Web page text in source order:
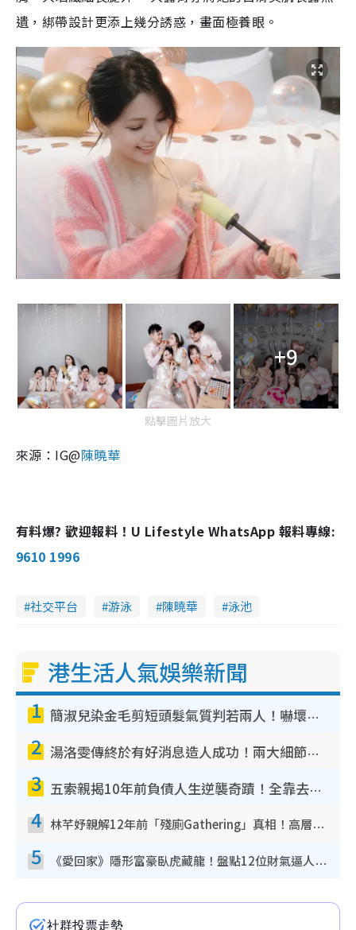
遺，綁帶設計更添上幾分誘惑，畫面極養眼。
+9
點擊圖片放大
來源：IG@陳曉華
有料爆? 歡迎報料！U Lifestyle WhatsApp 報料專線:
9610 1996
社交平台 游泳 陳曉華 泳池
港生活人氣娛樂新聞
1 簡淑兒染金毛剪短頭髮氣質判若兩人！嚇壞老公麥大力都認唔出：「你做咩事？」
2 湯洛雯傳終於有好消息造人成功！兩大細節曝孕味極濃惹猜測：大肚婆先會咁！
3 五索親揭10年前負債人生逆襲奇蹟！全靠去一地方轉運後即遇上馬先生
4 林芊妤親解12年前「殘廁Gathering」真相！高層解約一句話重創尊嚴至今拒返TVB
5 《愛回家》隱形富豪臥虎藏龍！盤點12位財氣逼人的有錢藝人：呢位靚女3億身家唔憂做